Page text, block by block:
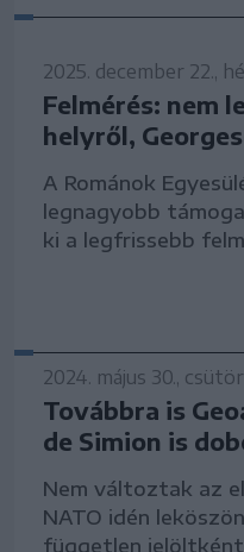
2025. december 22.,
Felmérés: nem
helyről,
A Románok
legnagyobb
ki a legfrissebb
2024. május 30.,
Továbbra is
de Simion is
Nem változtak az
NATO idén
független jelöltként